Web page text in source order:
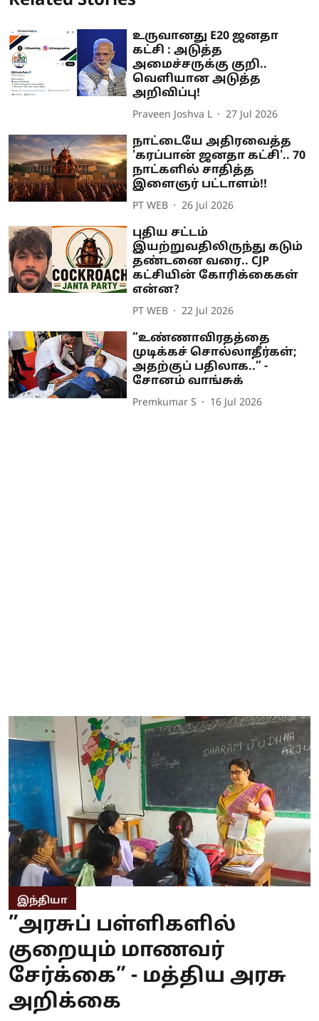
உருவானது E20 ஜனதா
கட்சி : அடுத்த
அமைச்சருக்கு குறி..
வெளியான அடுத்த
அறிவிப்பு!
Praveen Joshva L 27 Jul 2026
நாட்டையே அதிரவைத்த
'கரப்பான் ஜனதா கட்சி'.. 70
நாட்களில் சாதித்த
இளைஞர் பட்டாளம்!!
PT WEB 26 Jul 2026
புதிய சட்டம்
இயற்றுவதிலிருந்து கடும்
தண்டனை வரை.. CJP
கட்சியின் கோரிக்கைகள்
என்ன?
PT WEB 22 Jul 2026
”உண்ணாவிரதத்தை
முடிக்கச் சொல்லாதீர்கள்;
அதற்குப் பதிலாக..” -
சோனம் வாங்சுக்
Premkumar S 16 Jul 2026
இந்தியா
”அரசுப் பள்ளிகளில்
குறையும் மாணவர்
சேர்க்கை” - மத்திய அரசு
அறிக்கை